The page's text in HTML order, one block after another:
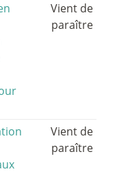
Vient de
paraître
Vient de
paraître